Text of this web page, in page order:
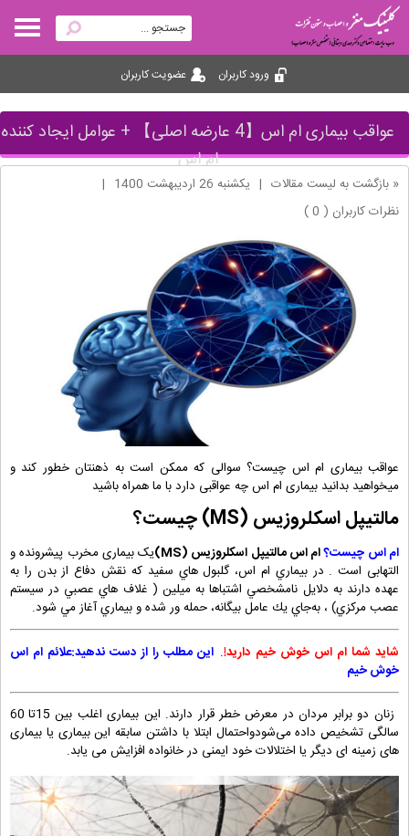
ورود کاربران عضویت کاربران
عواقب بیماری ام اس【4 عارضه اصلی】 + عوامل ایجاد کننده
ام اس
« بازگشت به لیست مقالات | یکشنبه 26 ارديبهشت 1400
|
نظرات کاربران ( 0 )
عواقب بیماری ام اس چیست؟ سوالی که ممکن است به ذهنتان خطور کند و
میخواهید بدانید بیماری ام اس چه عواقبی دارد با ما همراه باشید
مالتیپل اسکلروزیس (MS) چیست؟
ام اس چیست؟ام اس مالتیپل اسکلروزیس (MS)
یک بیماری مخرب پیشرونده و
التهابی است . در بيماري ام اس، گلبول هاي سفيد كه نقش دفاع از بدن را به
عهده دارند به دلايل نامشخصي اشتباها به ميلين ( غلاف هاي عصبي در سيستم
عصب مركزي) ، به‌جاي يك عامل بيگانه، حمله ور شده و بيماري آغاز مي شود.
شاید شما ام اس خوش خیم دارید!. این مطلب را از دست ندهید:علائم ام اس
خوش خیم
زنان دو برابر مردان در معرض خطر قرار دارند. این بیماری اغلب بین 15تا 60
سالگی تشخیص داده می‌شودواحتمال ابتلا با داشتن سابقه این بیماری یا بیماری
های زمینه ای دیگر یا اختلالات خود ایمنی در خانواده افزایش می یابد.